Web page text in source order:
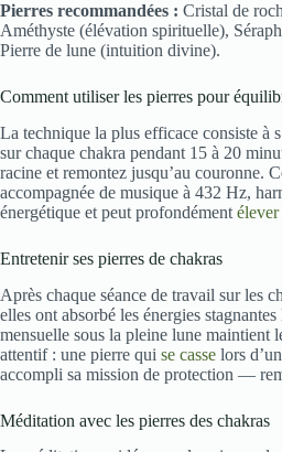
Pierres recommandées : Cristal de
Améthyste (élévation spirituelle),
Pierre de lune (intuition divine).
Comment utiliser les pierres pour
La technique la plus efficace consiste à
sur chaque chakra pendant 15 à 20
racine et remontez jusqu’au couronne.
accompagnée de musique à 432 Hz,
énergétique et peut profondément
Entretenir ses pierres de chakras
Après chaque séance de travail sur les
elles ont absorbé les énergies
mensuelle sous la pleine lune maintient
attentif : une pierre qui se casse lors
accompli sa mission de protection —
Méditation avec les pierres des chakras